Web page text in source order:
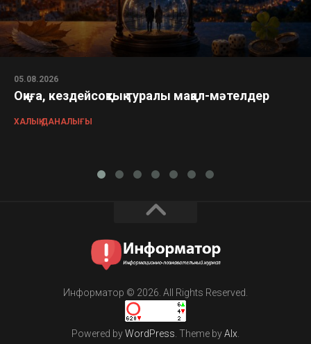
05.08.2026
Оқиға, кездейсоқтық туралы мақал-мәтелдер
ХАЛЫҚ ДАНАЛЫҒЫ
Информатор © 2026. All Rights Reserved.
Powered byWordPress. Theme byAlx.